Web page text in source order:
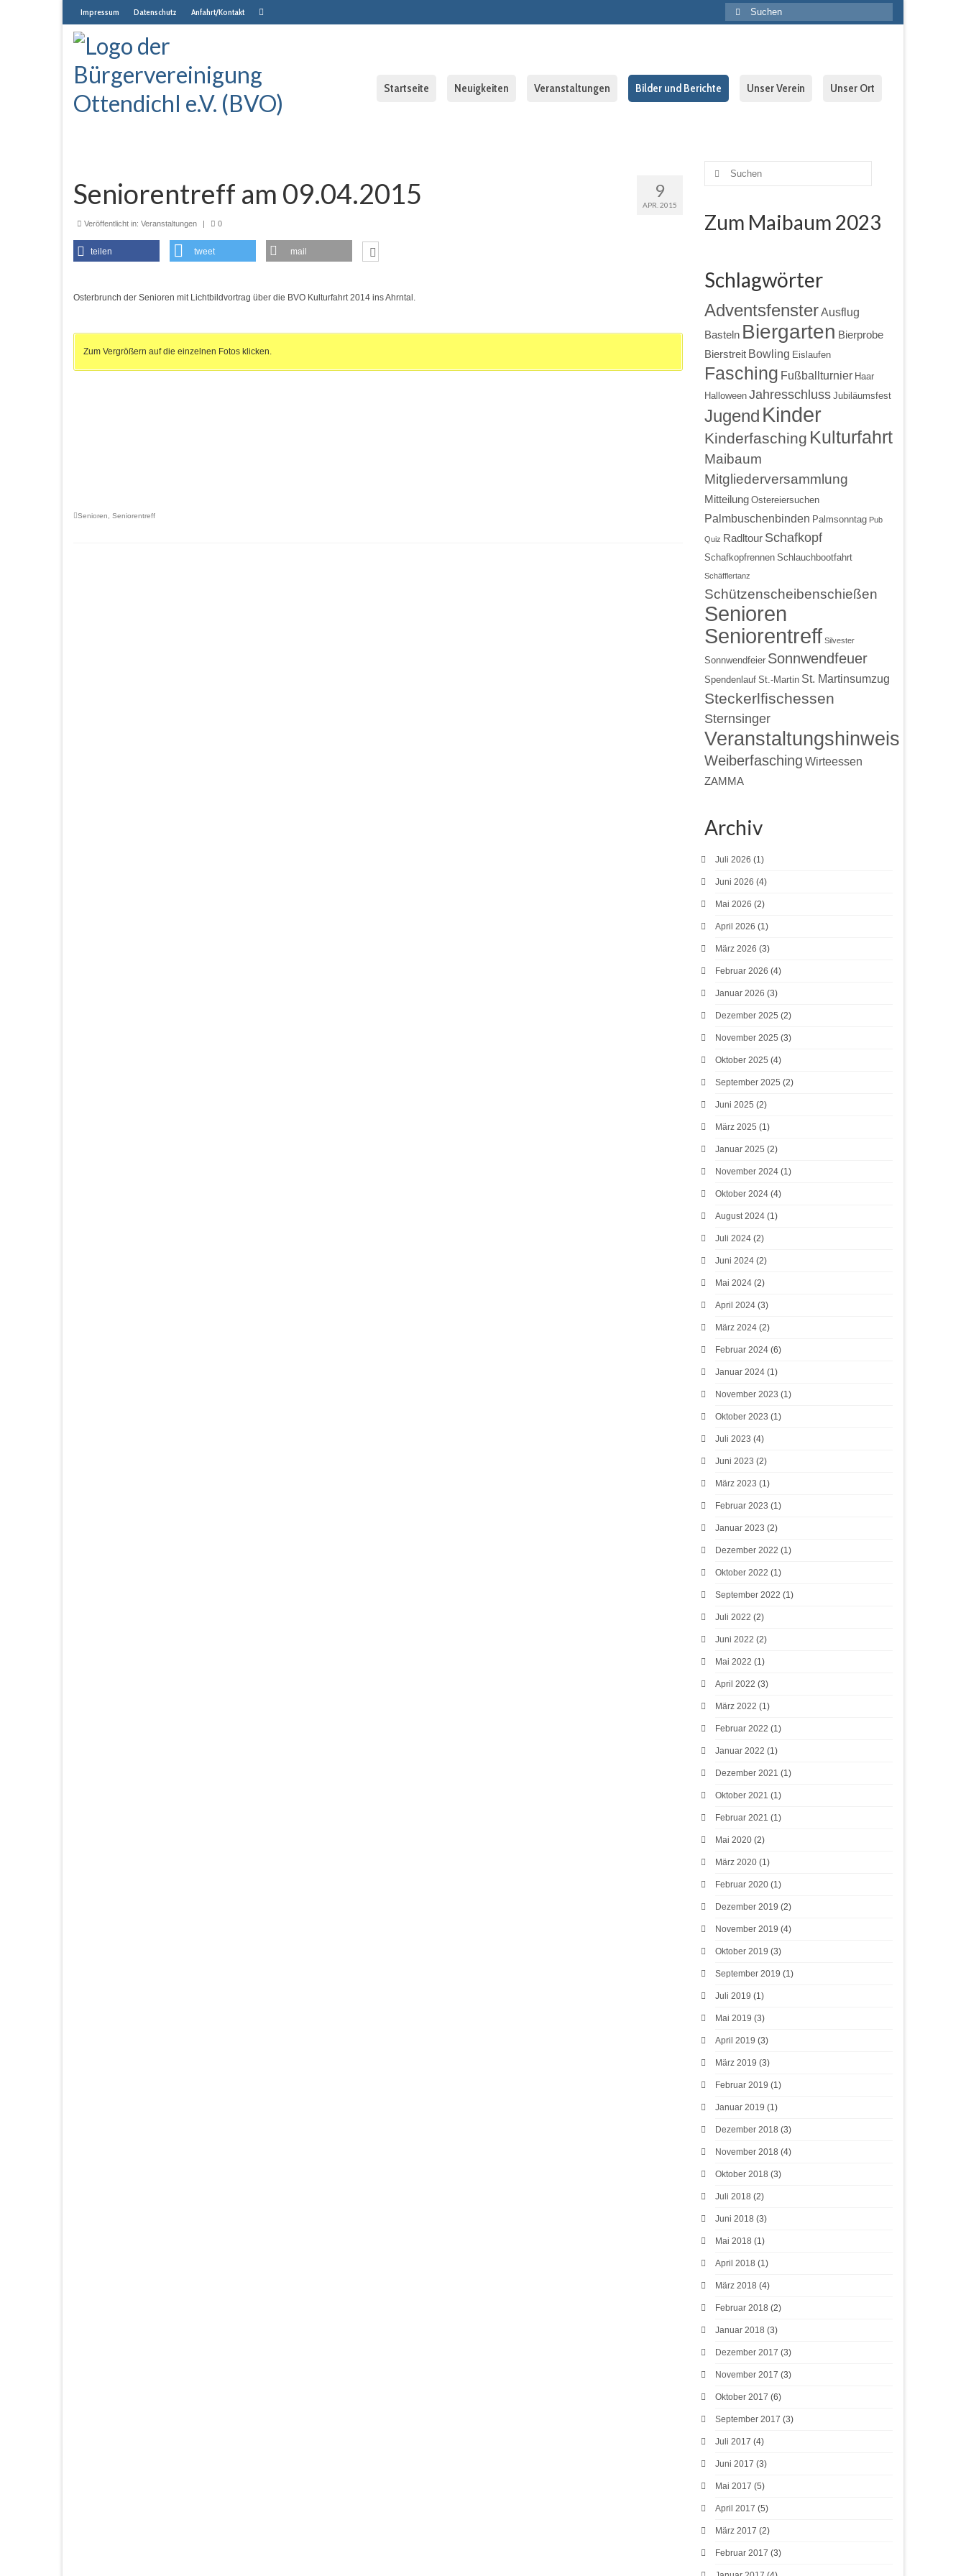
Impressum Datenschutz Anfahrt/Kontakt
Suche
Startseite Neuigkeiten Veranstaltungen Bilder und Berichte Unser Verein Unser Ort
9
APR. 2015
Seniorentreff am 09.04.2015
Veröffentlicht in: Veranstaltungen | 0
teilen tweet mail
Osterbrunch der Senioren mit Lichtbildvortrag über die BVO Kulturfahrt 2014 ins Ahrntal.
Zum Vergrößern auf die einzelnen Fotos klicken.
Senioren Seniorentreff
Suche
nach:
Zum Maibaum 2023
Schlagwörter
AdventsfensterAusflug
Basteln Biergarten Bierprobe
Bierstreit Bowling Eislaufen
Fasching Fußballturnier Haar
Halloween Jahresschluss Jubiläumsfest
Jugend Kinder
Kinderfasching Kulturfahrt
Maibaum
Mitgliederversammlung
Mitteilung Ostereiersuchen
Palmbuschenbinden Palmsonntag Pub
Quiz Radltour Schafkopf
Schafkopfrennen Schlauchbootfahrt
Schäfflertanz
Schützenscheibenschießen
Senioren
Seniorentreff Silvester
Sonnwendfeier Sonnwendfeuer
Spendenlauf St.-Martin St. Martinsumzug
Steckerlfischessen
Sternsinger
Veranstaltungshinweis
Weiberfasching Wirteessen
ZAMMA
Archiv
Juli 2026 (1)
Juni 2026 (4)
Mai 2026 (2)
April 2026 (1)
März 2026 (3)
Februar 2026 (4)
Januar 2026 (3)
Dezember 2025 (2)
November 2025 (3)
Oktober 2025 (4)
September 2025 (2)
Juni 2025 (2)
März 2025 (1)
Januar 2025 (2)
November 2024(1)
Oktober 2024(4)
August 2024(1)
Juli 2024(2)
Juni 2024(2)
Mai 2024(2)
April 2024(3)
März 2024(2)
Februar 2024(6)
Januar 2024(1)
November 2023 (1)
Oktober 2023 (1)
Juli 2023 (4)
Juni 2023 (2)
März 2023 (1)
Februar 2023 (1)
Januar 2023 (2)
Dezember 2022 (1)
Oktober 2022 (1)
September 2022 (1)
Juli 2022 (2)
Juni 2022 (2)
Mai 2022 (1)
April 2022 (3)
März 2022 (1)
Februar 2022 (1)
Januar 2022 (1)
Dezember 2021 (1)
Oktober 2021 (1)
Februar 2021 (1)
Mai 2020(2)
März 2020(1)
Februar 2020(1)
Dezember 2019 (2)
November 2019 (4)
Oktober 2019 (3)
September 2019 (1)
Juli 2019 (1)
Mai 2019 (3)
April 2019 (3)
März 2019 (3)
Februar 2019 (1)
Januar 2019 (1)
Dezember 2018 (3)
November 2018 (4)
Oktober 2018 (3)
Juli 2018 (2)
Juni 2018 (3)
Mai 2018 (1)
April 2018 (1)
März 2018 (4)
Februar 2018 (2)
Januar 2018 (3)
Dezember 2017 (3)
November 2017 (3)
Oktober 2017 (6)
September 2017 (3)
Juli 2017 (4)
Juni 2017 (3)
Mai 2017 (5)
April 2017 (5)
März 2017 (2)
Februar 2017 (3)